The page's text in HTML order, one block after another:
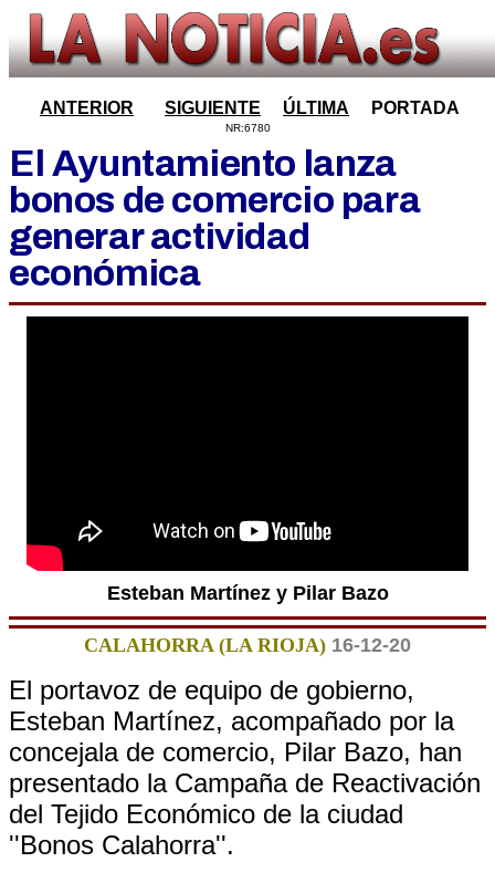
ANTERIOR SIGUIENTE ÚLTIMA PORTADA
NR:6780
El Ayuntamiento lanza
bonos de comercio para
generar actividad
económica
Esteban Martínez y Pilar Bazo
CALAHORRA (LA RIOJA) 16-12-20
El portavoz de equipo de gobierno,
Esteban Martínez, acompañado por la
concejala de comercio, Pilar Bazo, han
presentado la Campaña de Reactivación
del Tejido Económico de la ciudad
''Bonos Calahorra''.